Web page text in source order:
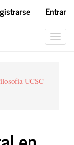
Entrar
UCSC |